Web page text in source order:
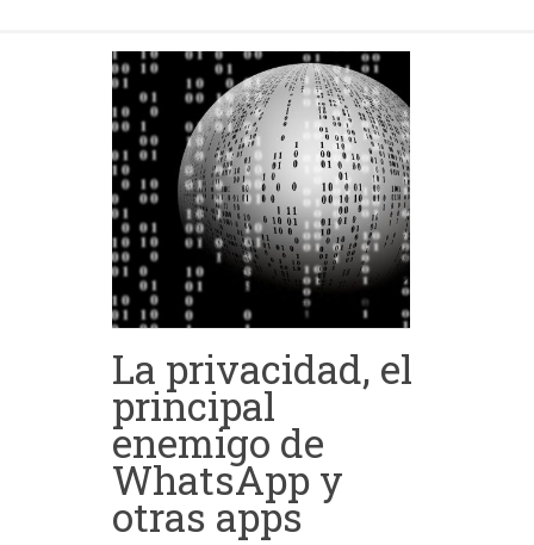
La privacidad, el
principal
enemigo de
WhatsApp y
otras apps